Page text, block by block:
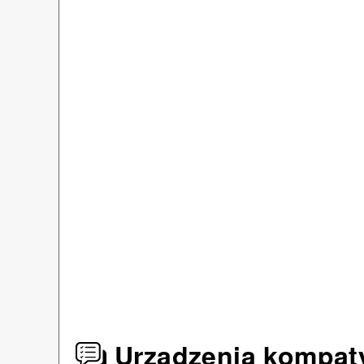
Urządzenia